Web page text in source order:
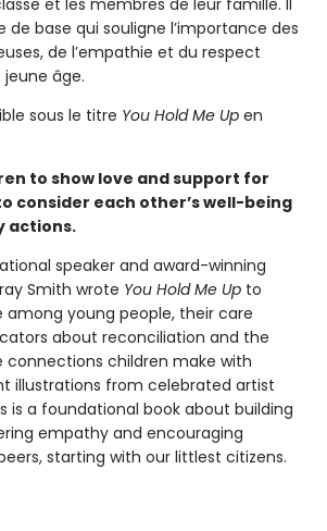
et les membres de leur famille. Il
de base qui souligne l’importance des
de l’empathie et du respect
âge.
sous le titre You Hold Me Up en
to show love and support for
consider each other’s well-being
actions.
speaker and award-winning
Smith wrote You Hold Me Up to
young people, their care
about reconciliation and the
children make with
illustrations from celebrated artist
is a foundational book about building
empathy and encouraging
starting with our littlest citizens.